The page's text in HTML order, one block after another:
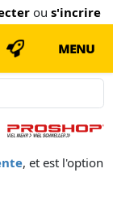
ou s'incrire
MENU
, et est l'option